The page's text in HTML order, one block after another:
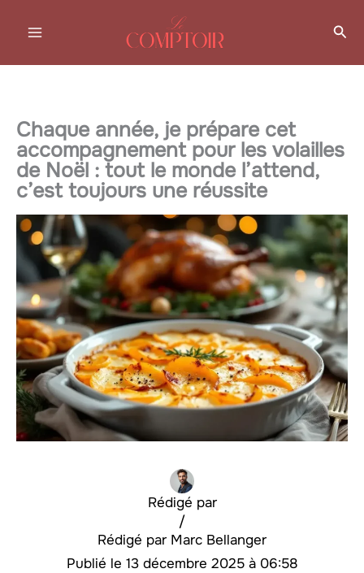
Chaque année, je prépare cet
accompagnement pour les volailles
de Noël : tout le monde l’attend,
c’est toujours une réussite
Rédigé par
Marc Bellanger
/
13 décembre 2025 à 06:58